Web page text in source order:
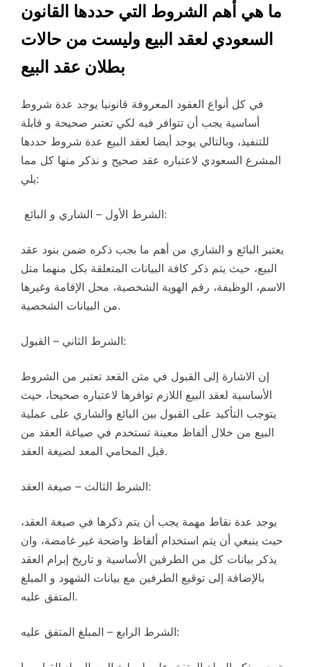
ما هي أهم الشروط التي حددها القانون
السعودي لعقد البيع وليست من حالات
بطلان عقد البيع
في كل أنواع العقود المعروفة قانونيا يوجد عدة شروط
أساسية يجب أن تتوافر فيه لكي تعتبر صحيحة و قابلة
للتنفيذ، وبالتالي يوجد أيضا لعقد البيع عدة شروط حددها
المشرع السعودي لاعتباره عقد صحيح و نذكر منها كل مما
يلي:
الشرط الأول – الشاري و البائع:
يعتبر البائع و الشاري من أهم ما بجب ذكره ضمن بنود عقد
البيع، حيث يتم ذكر كافة البيانات المتعلقة بكل منهما متل
الاسم، الوظيفة، رقم الهوية الشخصية، محل الإقامة وغيرها
من البيانات الشخصية.
الشرط الثاني – القبول:
إن الاشارة إلى القبول في متن القعد تعتبر من الشروط
الأساسية لعقد البيع اللازم توافرها لاعتباره صحيحا، حيث
يتوجب التأكيد على القبول بين البائع والشاري على عملية
البيع من خلال ألفاظ معينة تستخدم في صياغة العقد من
قبل المحامي المعد لصيغة العقد.
الشرط الثالث – صيغة العقد:
يوجد عدة نقاط مهمة يجب أن يتم ذكرها في صيغة العقد،
حيث ينبغي أن يتم استخدام ألفاظ واضحة غير غامضة، وان
يذكر بيانات كل من الطرفين الأساسية و تاريخ إبرام العقد
بالإضافة إلى توقيع الطرفين مع بيانات الشهود و المبلغ
المتفق عليه.
الشرط الرابع – المبلغ المتفق عليه: